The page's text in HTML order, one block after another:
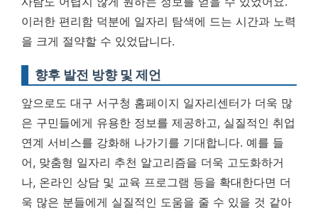
이러한 편리함 덕분에 일자리 탐색에 드는 시간과 노력
을 크게 절약할 수 있었답니다.
향후 발전 방향 및 제언
앞으로도 대구 서구청 홈페이지 일자리센터가 더욱 많
은 구민들에게 유용한 정보를 제공하고, 실질적인 취업
연계 서비스를 강화해 나가기를 기대합니다. 예를 들
어, 맞춤형 일자리 추천 알고리즘을 더욱 고도화하거
나, 온라인 상담 및 교육 프로그램 등을 확대한다면 더
욱 많은 분들에게 실질적인 도움을 줄 수 있을 것 같아